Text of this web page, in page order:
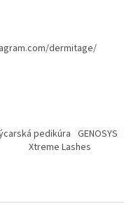
dermitage/
pedikúra GENOSYS
Xtreme Lashes